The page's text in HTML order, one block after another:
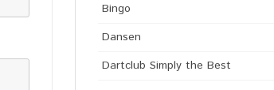
Bingo
Dansen
Dartclub Simply the Best